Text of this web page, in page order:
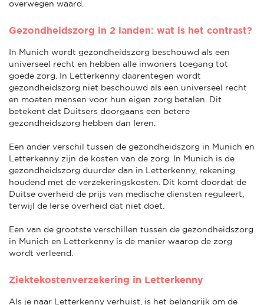
overwegen waard.
Gezondheidszorg in 2 landen: wat is het contrast?
In Munich wordt gezondheidszorg beschouwd als een
universeel recht en hebben alle inwoners toegang tot
goede zorg. In Letterkenny daarentegen wordt
gezondheidszorg niet beschouwd als een universeel recht
en moeten mensen voor hun eigen zorg betalen. Dit
betekent dat Duitsers doorgaans een betere
gezondheidszorg hebben dan Ieren.
Een ander verschil tussen de gezondheidszorg in Munich en
Letterkenny zijn de kosten van de zorg. In Munich is de
gezondheidszorg duurder dan in Letterkenny, rekening
houdend met de verzekeringskosten. Dit komt doordat de
Duitse overheid de prijs van medische diensten reguleert,
terwijl de Ierse overheid dat niet doet.
Een van de grootste verschillen tussen de gezondheidszorg
in Munich en Letterkenny is de manier waarop de zorg
wordt verleend.
Ziektekostenverzekering in Letterkenny
Als je naar Letterkenny verhuist, is het belangrijk om de